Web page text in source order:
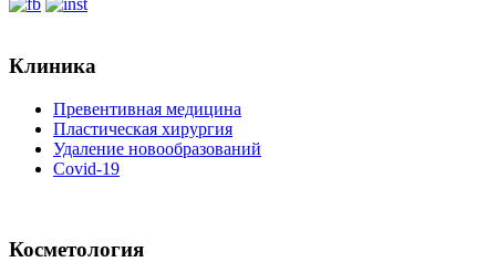
Клиника
Превентивная медицина
Пластическая хирургия
Удаление новообразований
Covid-19
Косметология